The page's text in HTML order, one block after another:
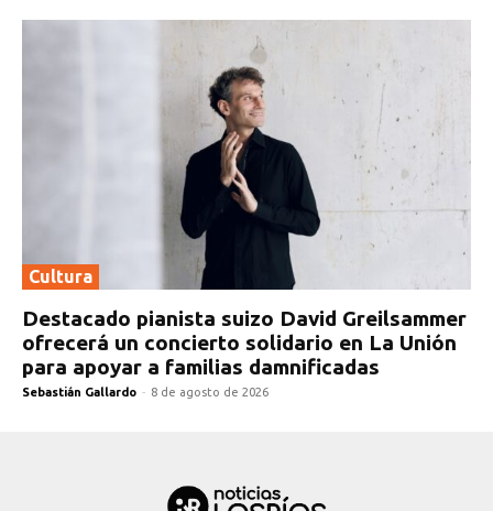
Cultura
Destacado pianista suizo David Greilsammer
ofrecerá un concierto solidario en La Unión
para apoyar a familias damnificadas
Sebastián Gallardo - 8 de agosto de 2026